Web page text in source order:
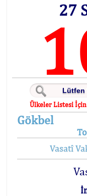
27
Ülkeler Listesi İçin
Gökbel
Vasatî